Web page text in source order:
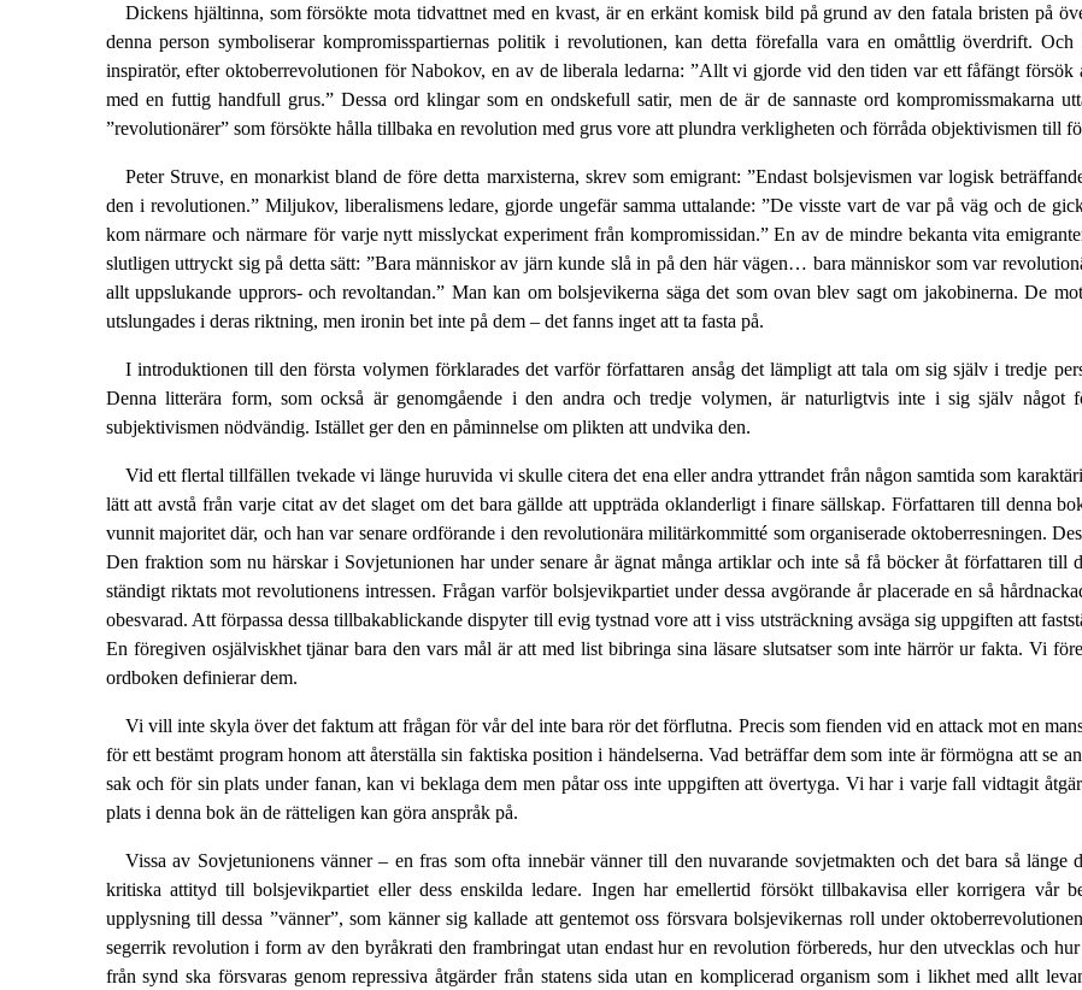
Dickens hjältinna, som försökte mota tidvattnet med en kvast, är en erkänt komisk bild på grund av den fatala bristen på
denna person symboliserar kompromisspartiernas politik i revolutionen, kan detta förefalla vara en omåttlig överdrift. Och
inspiratör, efter oktoberrevolutionen för Nabokov, en av de liberala ledarna: ”Allt vi gjorde vid den tiden var ett fåfängt försök
med en futtig handfull grus.” Dessa ord klingar som en ondskefull satir, men de är de sannaste ord kompromissmakarna
”revolutionärer” som försökte hålla tillbaka en revolution med grus vore att plundra verkligheten och förråda objektivismen till
Peter Struve, en monarkist bland de före detta marxisterna, skrev som emigrant: ”Endast bolsjevismen var logisk
den i revolutionen.” Miljukov, liberalismens ledare, gjorde ungefär samma uttalande: ”De visste vart de var på väg och de
kom närmare och närmare för varje nytt misslyckat experiment från kompromissidan.” En av de mindre bekanta vita
slutligen uttryckt sig på detta sätt: ”Bara människor av järn kunde slå in på den här vägen… bara människor som var
allt uppslukande upprors- och revoltandan.” Man kan om bolsjevikerna säga det som ovan blev sagt om jakobinerna. De
utslungades i deras riktning, men ironin bet inte på dem – det fanns inget att ta fasta på.
I introduktionen till den första volymen förklarades det varför författaren ansåg det lämpligt att tala om sig själv i tredje
Denna litterära form, som också är genomgående i den andra och tredje volymen, är naturligtvis inte i sig själv något
subjektivismen nödvändig. Istället ger den en påminnelse om plikten att undvika den.
Vid ett flertal tillfällen tvekade vi länge huruvida vi skulle citera det ena eller andra yttrandet från någon samtida som
lätt att avstå från varje citat av det slaget om det bara gällde att uppträda oklanderligt i finare sällskap. Författaren till denna
vunnit majoritet där, och han var senare ordförande i den revolutionära militärkommitté som organiserade oktoberresningen.
Den fraktion som nu härskar i Sovjetunionen har under senare år ägnat många artiklar och inte så få böcker åt författaren till
ständigt riktats mot revolutionens intressen. Frågan varför bolsjevikpartiet under dessa avgörande år placerade en så
obesvarad. Att förpassa dessa tillbakablickande dispyter till evig tystnad vore att i viss utsträckning avsäga sig uppgiften att
En föregiven osjälviskhet tjänar bara den vars mål är att med list bibringa sina läsare slutsatser som inte härrör ur fakta. Vi
ordboken definierar dem.
Vi vill inte skyla över det faktum att frågan för vår del inte bara rör det förflutna. Precis som fienden vid en attack mot en
för ett bestämt program honom att återställa sin faktiska position i händelserna. Vad beträffar dem som inte är förmögna att se
sak och för sin plats under fanan, kan vi beklaga dem men påtar oss inte uppgiften att över­tyga. Vi har i varje fall vidtagit
plats i denna bok än de rätteligen kan göra anspråk på.
Vissa av Sovjetunionens vänner – en fras som ofta innebär vänner till den nuvarande sovjetmakten och det bara så
kritiska attityd till bolsjevikpartiet eller dess enskilda ledare. Ingen har emellertid försökt tillbakavisa eller korrigera vår
upplysning till dessa ”vänner”, som känner sig kallade att gentemot oss försvara bolsjevikernas roll under
segerrik revolution i form av den byråkrati den frambringat utan endast hur en revolution förbereds, hur den utvecklas och
från synd ska försvaras genom repressiva åtgärder från statens sida utan en komplicerad organism som i likhet med allt